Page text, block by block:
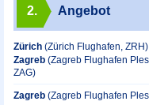
2. Angebot
Zürich (Zürich Flughafen, ZRH)
Zagreb (Zagreb Flughafen
ZAG)
Zagreb (Zagreb Flughafen